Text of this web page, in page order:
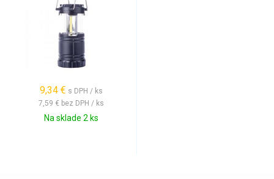
9,34 € s DPH / ks
7,59 € bez DPH / ks
Na sklade 2 ks